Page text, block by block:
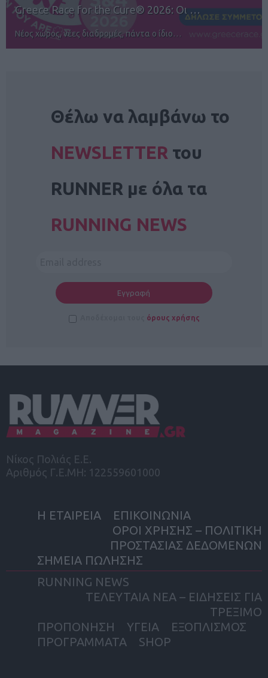
12ος TUI Rhodes Marathon: Άνοιγμα ε…
Αγώνες για όλους στην Ρόδο
Θέλω να λαμβάνω το
NEWSLETTER του
RUNNER με όλα τα
RUNNING NEWS
όρους χρήσης
Νίκος Πολιάς Ε.Ε.
Αριθμός Γ.Ε.ΜΗ: 122559601000
Η ΕΤΑΙΡΕΙΑ
ΕΠΙΚΟΙΝΩΝΙΑ
ΟΡΟΙ ΧΡΗΣΗΣ – ΠΟΛΙΤΙΚΗ
ΠΡΟΣΤΑΣΙΑΣ ΔΕΔΟΜΕΝΩΝ
ΣΗΜΕΙΑ ΠΩΛΗΣΗΣ
RUNNING NEWS
ΤΕΛΕΥΤΑΙΑ ΝΕΑ – ΕΙΔΗΣΕΙΣ ΓΙΑ
ΤΡΕΞΙΜΟ
ΠΡΟΠΟΝΗΣΗ
ΥΓΕΙΑ
ΕΞΟΠΛΙΣΜΟΣ
ΠΡΟΓΡΑΜΜΑΤΑ
SHOP